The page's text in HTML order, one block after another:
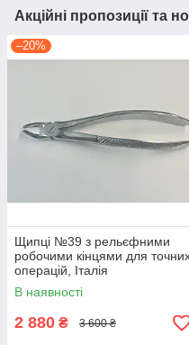
Акційні пропозиції та
–20%
Щипці №39 з рельєфними
робочими кінцями для
операцій, Італія
В наявності
2 880 ₴ 3 600 ₴